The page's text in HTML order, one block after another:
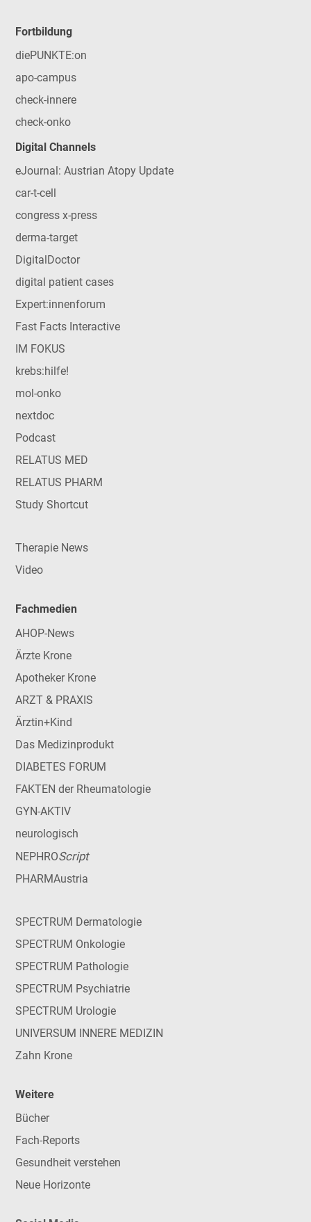
Fortbildung
diePUNKTE:on
apo-campus
check-innere
check-onko
Digital Channels
eJournal: Austrian Atopy Update
car-t-cell
congress x-press
derma-target
DigitalDoctor
digital patient cases
Expert:innenforum
Fast Facts Interactive
IM FOKUS
krebs:hilfe!
mol-onko
nextdoc
Podcast
RELATUS MED
RELATUS PHARM
Study Shortcut
Therapie News
Video
Fachmedien
AHOP-News
Ärzte Krone
Apotheker Krone
ARZT & PRAXIS
Ärztin+Kind
Das Medizinprodukt
DIABETES FORUM
FAKTEN der Rheumatologie
GYN-AKTIV
neurologisch
NEPHROScript
PHARMAustria
SPECTRUM Dermatologie
SPECTRUM Onkologie
SPECTRUM Pathologie
SPECTRUM Psychiatrie
SPECTRUM Urologie
UNIVERSUM INNERE MEDIZIN
Zahn Krone
Weitere
Bücher
Fach-Reports
Gesundheit verstehen
Neue Horizonte